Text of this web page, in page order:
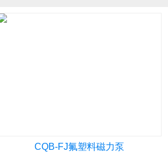
CQB-FJ氟塑料磁力泵